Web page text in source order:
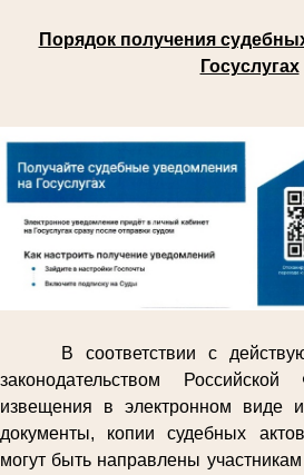
Порядок получения
Госуслугах
В соответствии с
законодательством
извещения в электронном виде
документы, копии судебных
могут быть направлены